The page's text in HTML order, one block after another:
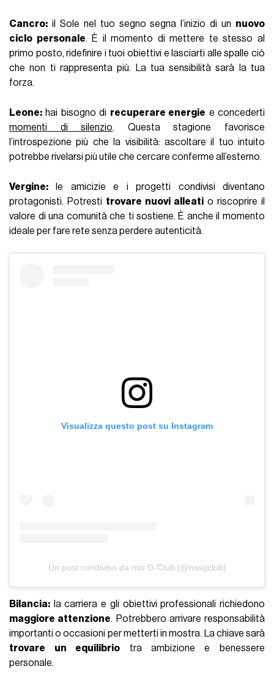
Cancro: il Sole nel tuo segno segna l’inizio di un nuovo
ciclo personale. È il momento di mettere te stesso al
primo posto, ridefinire i tuoi obiettivi e lasciarti alle spalle ciò
che non ti rappresenta più. La tua sensibilità sarà la tua
forza.
Leone: hai bisogno di recuperare energie e concederti
momenti di silenzio. Questa stagione favorisce
l’introspezione più che la visibilità: ascoltare il tuo intuito
potrebbe rivelarsi più utile che cercare conferme all’esterno.
Vergine: le amicizie e i progetti condivisi diventano
protagonisti. Potresti trovare nuovi alleati o riscoprire il
valore di una comunità che ti sostiene. È anche il momento
ideale per fare rete senza perdere autenticità.
Visualizza questo post su Instagram
Un post condiviso da nss G-Club (@nssgclub)
Bilancia: la carriera e gli obiettivi professionali richiedono
maggiore attenzione. Potrebbero arrivare responsabilità
importanti o occasioni per metterti in mostra. La chiave sarà
trovare un equilibrio tra ambizione e benessere
personale.